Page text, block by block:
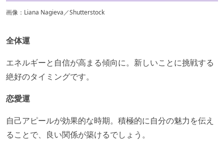
画像：Liana Nagieva／Shutterstock
全体運
エネルギーと自信が高まる傾向に。新しいことに挑戦する
絶好のタイミングです。​
恋愛運
自己アピールが効果的な時期。積極的に自分の魅力を伝え
ることで、良い関係が築けるでしょう。​